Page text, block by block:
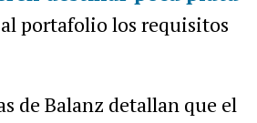
portafolio los requisitos
de Balanz detallan que el